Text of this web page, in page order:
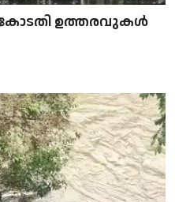
കോടതി ഉത്തരവുകൾ